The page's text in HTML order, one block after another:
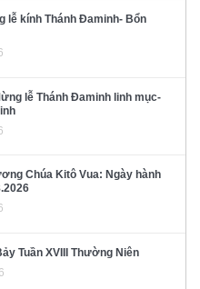
lễ kính Thánh Đaminh- Bổn
lễ Thánh Đaminh linh mục-
Chúa Kitô Vua: Ngày hành
Tuần XVIII Thường Niên